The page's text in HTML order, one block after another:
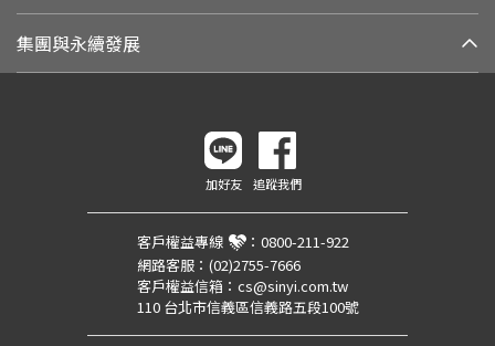
集團與永續發展
加好友 追蹤我們
客戶權益專線 ： 0800-211-922
網路客服： (02)2755-7666
客戶權益信箱： cs@sinyi.com.tw
110 台北市信義區信義路五段100號